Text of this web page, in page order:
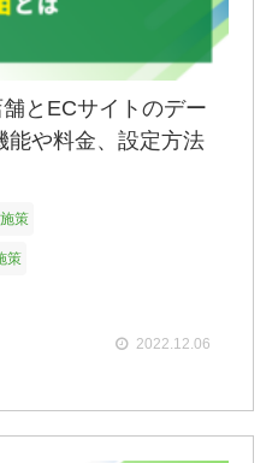
とECサイトのデー
や料金、設定方法
策
策
2022.12.06